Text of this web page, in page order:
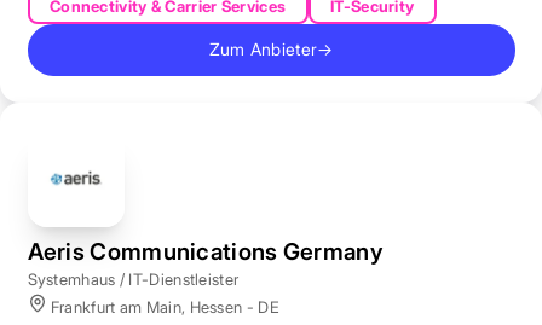
Connectivity & Carrier Services
IT-Security
Zum Anbieter→
Aeris Communications Germany
Systemhaus / IT-Dienstleister
Frankfurt am Main, Hessen - DE